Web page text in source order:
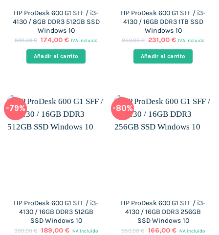
HP ProDesk 600 G1 SFF / i3-
4130 / 8GB DDR3 512GB SSD
Windows 10
849,00€ El
original
era:
174,00€El
actual
es:
IVA incluido
Añadir al carrito
HP ProDesk 600 G1 SFF / i3-
4130 / 16GB DDR3 1TB SSD
Windows 10
950,00€ El
original
era:
231,00€El
actual
es:
IVA incluido
Añadir al carrito
-79%
HP ProDesk 600 G1 SFF / i3-
4130 / 16GB DDR3 512GB
SSD Windows 10
900,00€ El
189,00 €ElIVA incluido
-80%
HP ProDesk 600 G1 SFF / i3-
4130 / 16GB DDR3 256GB
SSD Windows 10
850,00€ El
166,00 €ElIVA incluido